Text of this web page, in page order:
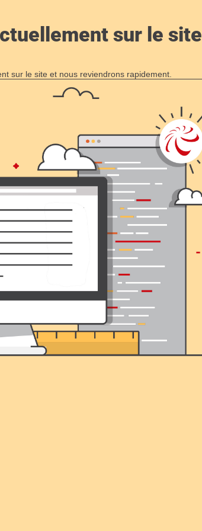
sur le site
sur le site et nous reviendrons rapidement.